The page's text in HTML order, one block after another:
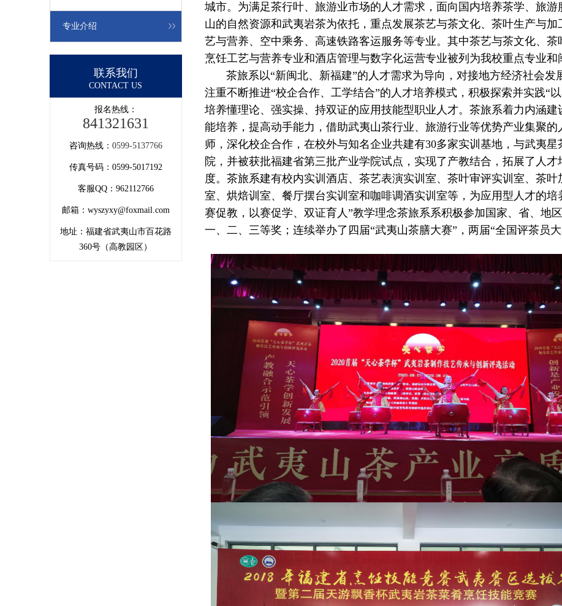
城市。为满足茶行叶、旅游业市场的人才需求，面向国内培养茶学、旅
山的自然资源和武夷岩茶为依托，重点发展茶艺与茶文化、茶叶生产与
艺与营养、空中乘务、高速铁路客运服务等专业。其中茶艺与茶文化、茶
烹饪工艺与营养专业和酒店管理与数字化运营专业被列为我校重点专业和
茶旅系以“新闽北、新福建”的人才需求为导向，对接地方经济社会发
注重不断推进“校企合作、工学结合”的人才培养模式，积极探索并实践“
培养懂理论、强实操、持双证的应用技能型职业人才。茶旅系着力内涵
能培养，提高动手能力，借助武夷山茶行业、旅游行业等优势产业集聚
师，深化校企合作，在校外与知名企业共建有30多家实训基地，与武夷
院，并被获批福建省第三批产业学院试点，实现了产教结合，拓展了人
度。茶旅系建有校内实训酒店、茶艺表演实训室、茶叶审评实训室、茶
室、烘焙训室、餐厅摆台实训室和咖啡调酒实训室等，为应用型人才的
赛促教，以赛促学、双证育人”教学理念茶旅系系积极参加国家、省、地
一、二、三等奖；连续举办了四届“武夷山茶膳大赛”，两届“全国评茶员大
专业介绍
联系我们
CONTACT US
报名热线：
841321631
咨询热线： 0599-5137766
传真号码：0599-5017192
客服QQ：962112766
邮箱：wyszyxy@foxmail.com
地址：福建省武夷山市百花路
360号（高教园区）